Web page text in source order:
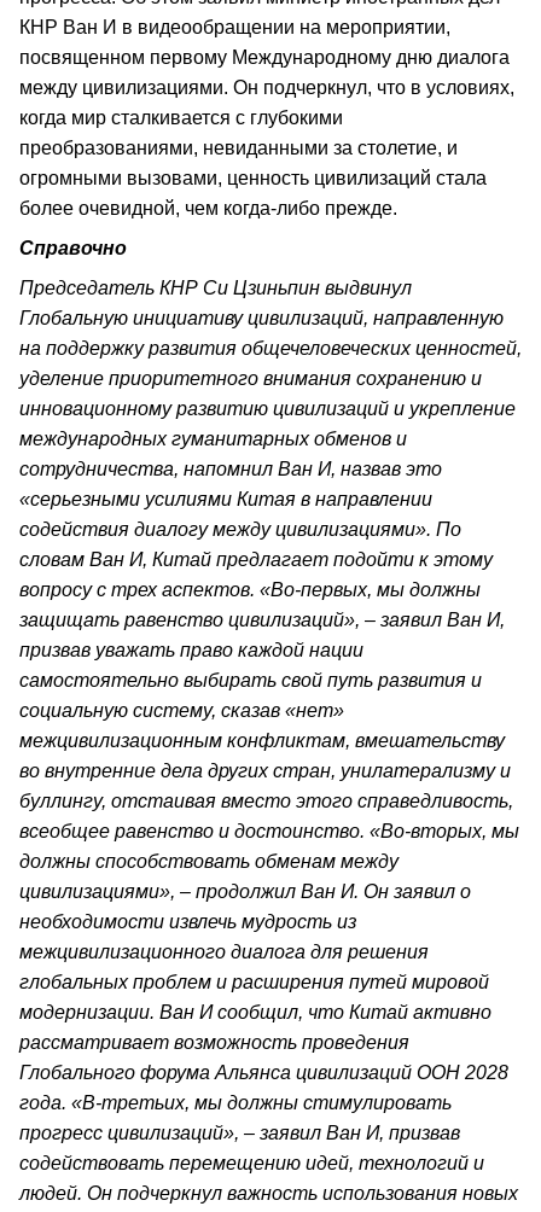
КНР Ван И в видеообращении на мероприятии,
посвященном первому Международному дню диалога
между цивилизациями. Он подчеркнул, что в условиях,
когда мир сталкивается с глубокими
преобразованиями, невиданными за столетие, и
огромными вызовами, ценность цивилизаций стала
более очевидной, чем когда-либо прежде.
Справочно
Председатель КНР Си Цзиньпин выдвинул
Глобальную инициативу цивилизаций, направленную
на поддержку развития общечеловеческих ценностей,
уделение приоритетного внимания сохранению и
инновационному развитию цивилизаций и укрепление
международных гуманитарных обменов и
сотрудничества, напомнил Ван И, назвав это
«серьезными усилиями Китая в направлении
содействия диалогу между цивилизациями». По
словам Ван И, Китай предлагает подойти к этому
вопросу с трех аспектов. «Во-первых, мы должны
защищать равенство цивилизаций», – заявил Ван И,
призвав уважать право каждой нации
самостоятельно выбирать свой путь развития и
социальную систему, сказав «нет»
межцивилизационным конфликтам, вмешательству
во внутренние дела других стран, унилатерализму и
буллингу, отстаивая вместо этого справедливость,
всеобщее равенство и достоинство. «Во-вторых, мы
должны способствовать обменам между
цивилизациями», – продолжил Ван И. Он заявил о
необходимости извлечь мудрость из
межцивилизационного диалога для решения
глобальных проблем и расширения путей мировой
модернизации. Ван И сообщил, что Китай активно
рассматривает возможность проведения
Глобального форума Альянса цивилизаций ООН 2028
года. «В-третьих, мы должны стимулировать
прогресс цивилизаций», – заявил Ван И, призвав
содействовать перемещению идей, технологий и
людей. Он подчеркнул важность использования новых